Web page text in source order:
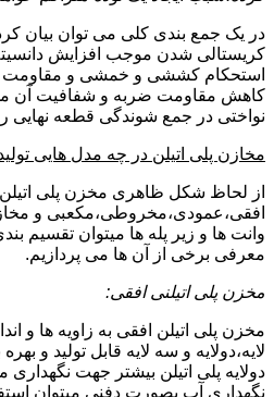
در یک جمع بندی کلی می توان بیان
کریستالی شدن موجب افزایش
استحکام کششی و خمشی و مقاومت
کاهش مقاومت ضربه و شفافیت آن می
نواختی در جمع شوندگی قطعه نهایی
مخازن پلی اتیلن در چه مدل هایی
از لحاظ شکل ظاهری مخزن پلی اتیلن
افقی،عمودی،مخروطی،مکعبی و
وانت ها و زیر پله ها میتوان تقسیم
معرفی برخی از آن ها می پردازیم.
مخزن پلی اتیلنی افقی:
مخزن پلی اتیلن افقی به زاویه ها و
لایه،دولایه و سه لایه قابل تولید و
دولایه پلی اتیلن بیشتر جهت نگهداری
نگهداری آب بصورت دفنی میتوان